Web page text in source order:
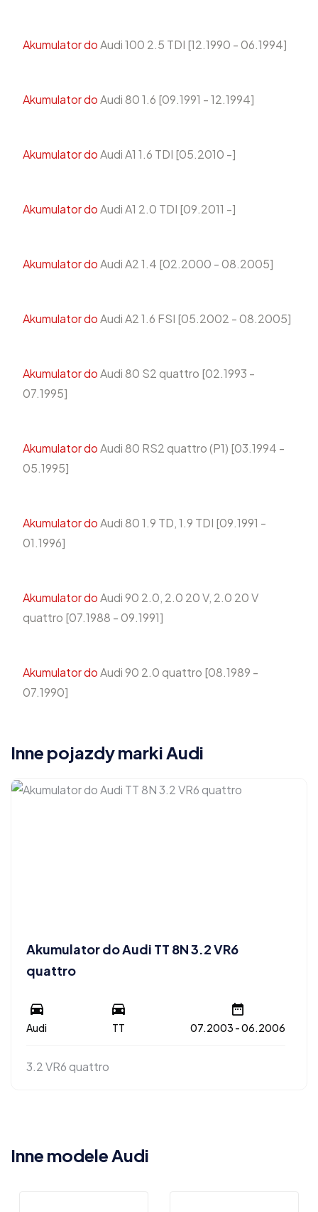
Akumulator doAudi 100 2.5 TDI [12.1990 - 06.1994]
Akumulator doAudi 80 1.6 [09.1991 - 12.1994]
Akumulator doAudi A1 1.6 TDI [05.2010 -]
Akumulator doAudi A1 2.0 TDI [09.2011 -]
Akumulator doAudi A2 1.4 [02.2000 - 08.2005]
Akumulator doAudi A2 1.6 FSI [05.2002 - 08.2005]
Akumulator doAudi 80 S2 quattro [02.1993 -
07.1995]
Akumulator doAudi 80 RS2 quattro (P1) [03.1994 -
05.1995]
Akumulator doAudi 80 1.9 TD, 1.9 TDI [09.1991 -
01.1996]
Akumulator doAudi 90 2.0, 2.0 20 V, 2.0 20 V
quattro [07.1988 - 09.1991]
Akumulator doAudi 90 2.0 quattro [08.1989 -
07.1990]
Inne pojazdy marki Audi
Akumulator do Audi TT 8N 3.2 VR6
quattro
Audi TT 07.2003 - 06.2006
3.2 VR6 quattro
Inne modele Audi